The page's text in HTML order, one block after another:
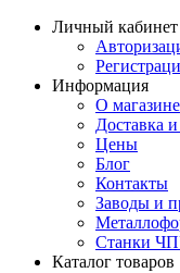
Личный кабинет
Информация
О магазине
Доставка
Цены
Блог
Контакты
Заводы и
Станки
Каталог товаров